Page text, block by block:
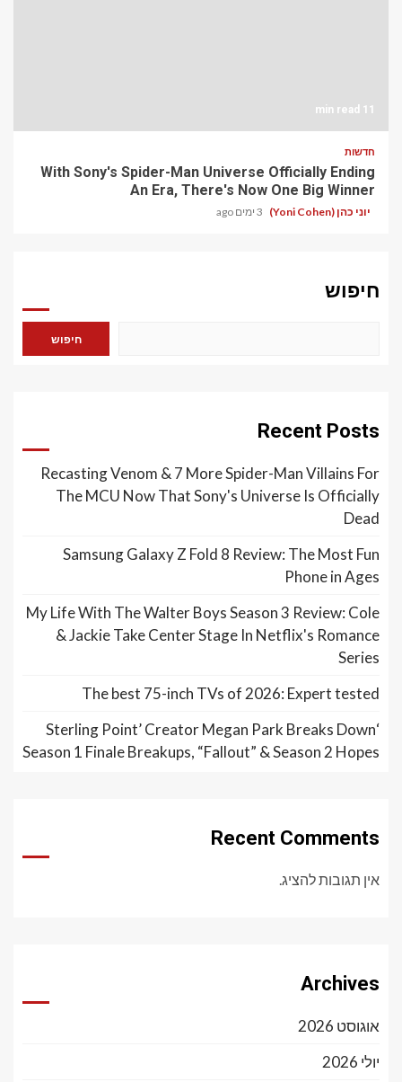
11 min read
חדשות
With Sony's Spider-Man Universe Officially Ending
An Era, There's Now One Big Winner
יוני כהן (Yoni Cohen) 3 ימים ago
חיפוש
חיפוש
Recent Posts
Recasting Venom & 7 More Spider-Man Villains For
The MCU Now That Sony's Universe Is Officially
Dead
Samsung Galaxy Z Fold 8 Review: The Most Fun
Phone in Ages
My Life With The Walter Boys Season 3 Review: Cole
& Jackie Take Center Stage In Netflix's Romance
Series
The best 75-inch TVs of 2026: Expert tested
‘Sterling Point’ Creator Megan Park Breaks Down
Season 1 Finale Breakups, “Fallout” & Season 2 Hopes
Recent Comments
אין תגובות להציג.
Archives
אוגוסט 2026
יולי 2026